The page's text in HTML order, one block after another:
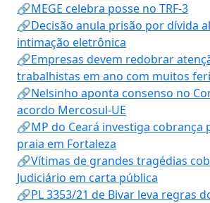
🔗MEGE celebra posse no TRF-3
🔗Decisão anula prisão por dívida
intimação eletrônica
🔗Empresas devem redobrar
trabalhistas em ano com muitos
🔗Nelsinho aponta consenso no
acordo Mercosul-UE
🔗MP do Ceará investiga cobrança
praia em Fortaleza
🔗Vítimas de grandes tragédias
Judiciário em carta pública
🔗PL 3353/21 de Bivar leva regras